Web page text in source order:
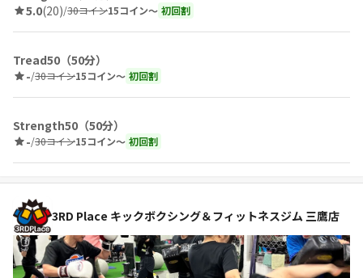
5.0(20)/30コイン15コイン〜 初回割
Tread50（50分）
-/30コイン15コイン〜 初回割
Strength50（50分）
-/30コイン15コイン〜 初回割
3RD Place キックボクシング＆フィットネスジム 三鷹店